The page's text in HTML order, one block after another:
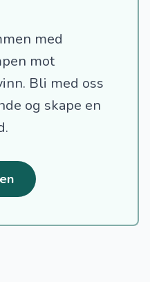
med
mot
Bli med oss
og skape en